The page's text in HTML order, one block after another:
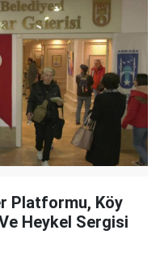
Platformu, Köy
Heykel Sergisi